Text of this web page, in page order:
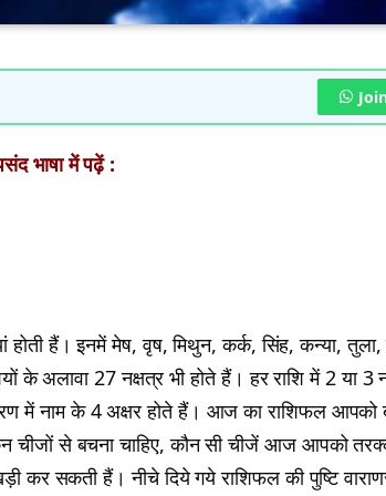
भाषा में पढ़ें :
होती हैं। इनमें मेष, वृष, मिथुन, कर्क, सिंह, कन्या,
के अलावा 27 नक्षत्र भी होते हैं। हर राशि में 2 या 3
में नाम के 4 अक्षर होते हैं। आज का राशिफल आपको
चीजों से बचना चाहिए, कौन सी चीजें आज आपको
कर सकती हैं। नीचे दिये गये राशिफल की पुष्टि